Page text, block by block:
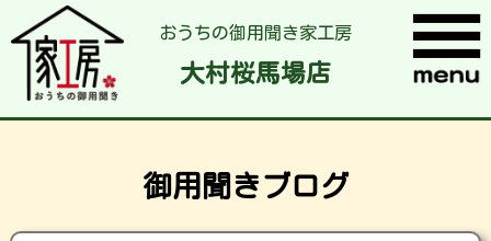
おうちの御用聞き家工房
大村桜馬場店
御用聞きブログ